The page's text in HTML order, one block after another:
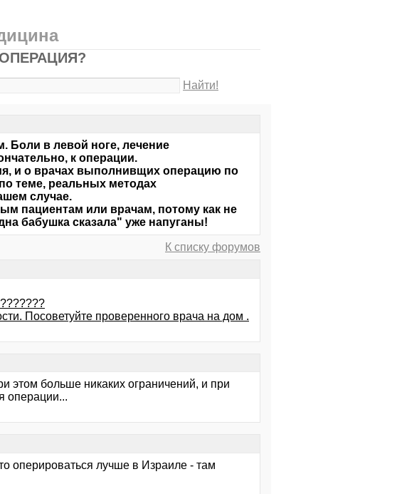
ОПЕРАЦИЯ?
Найти!
Боли в левой ноге, лечение
к операции.
и о врачах выполнивщих операцию по
теме, реальных методах
случае.
пациентам или врачам, потому как не
бабушка сказала" уже напуганы!
К списку форумов
Посоветуйте проверенного врача на дом .
этом больше никаких ограничений, и при
операции...
оперироваться лучше в Израиле - там